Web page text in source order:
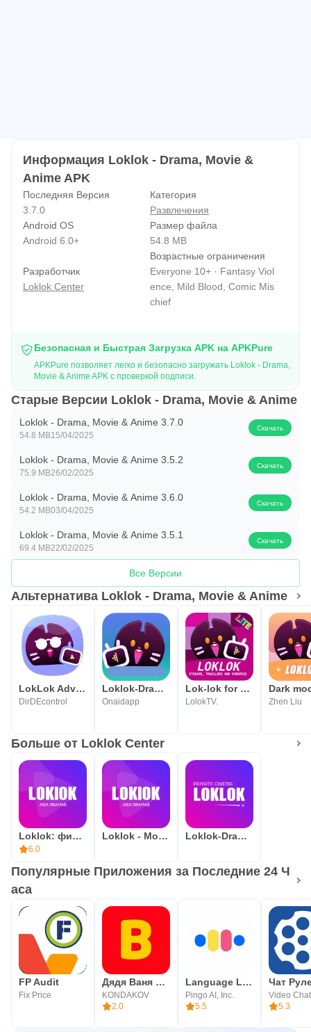
самолете или метро.
Загрузка Loklok на APKPure
На APKPure доступна актуальная сборка для ручной
установки. Можно скачать Loklok как APK-файл,
загрузка обычно занимает от нескольких секунд до
пары минут, все зависит от скорости интернета. Размер
После загрузки начнется установка и появится ярлык.
Проверьте стабильность сети, откройте приложение и
Информация Loklok - Drama, Movie &
Anime APK
Последняя Версия
3.7.0
Категория
Развлечения
Android OS
Android 6.0+
Размер файла
54.8 MB
Разработчик
Loklok Center
Возрастные ограничения
Everyone 10+ · Fantasy Viol
ence, Mild Blood, Comic Mis
chief
Безопасная и Быстрая Загрузка APK на APKPure
APKPure позволяет легко и безопасно загружать Loklok - Drama,
Movie & Anime APK с проверкой подписи.
Старые Версии Loklok - Drama, Movie & Anime
Loklok - Drama, Movie & Anime 3.7.0
54.8 MB15/04/2025
Скачать
Loklok - Drama, Movie & Anime 3.5.2
75.9 MB26/02/2025
Скачать
Loklok - Drama, Movie & Anime 3.6.0
54.2 MB03/04/2025
Скачать
Loklok - Drama, Movie & Anime 3.5.1
69.4 MB22/02/2025
Скачать
Все Версии
Альтернатива Loklok - Drama, Movie & Anime
LokLok Advice for asian dramas
DirDEcontrol
Loklok-Dramas&Movies
Onaidapp
Lok-lok for Movie Synopsis
LolokTV. Zhen Liu
Больше от Loklok Center
Loklok: фильмы, сериалы, аниме
6.0
Loklok - Movies&TV series Loklok-Dramas&Movies
Популярные Приложения за Последние 24 Ч
аса
FP Audit
Fix Price
Дядя Ваня VPN
KONDAKOV
2.0
Language Learning: Pingo AI
Pingo AI, Inc.
5.5
Чат
5.3